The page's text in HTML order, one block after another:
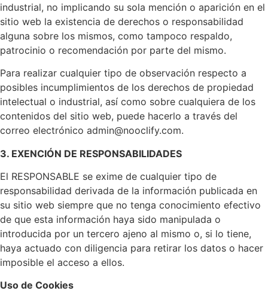
industrial, no implicando su sola mención o aparición en el
sitio web la existencia de derechos o responsabilidad
alguna sobre los mismos, como tampoco respaldo,
patrocinio o recomendación por parte del mismo.
Para realizar cualquier tipo de observación respecto a
posibles incumplimientos de los derechos de propiedad
intelectual o industrial, así como sobre cualquiera de los
contenidos del sitio web, puede hacerlo a través del
correo electrónico admin@nooclify.com.
3. EXENCIÓN DE RESPONSABILIDADES
El RESPONSABLE se exime de cualquier tipo de
responsabilidad derivada de la información publicada en
su sitio web siempre que no tenga conocimiento efectivo
de que esta información haya sido manipulada o
introducida por un tercero ajeno al mismo o, si lo tiene,
haya actuado con diligencia para retirar los datos o hacer
imposible el acceso a ellos.
Uso de Cookies